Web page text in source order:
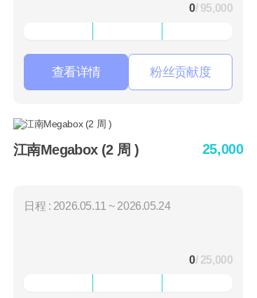
0/ 95,000
查看详情 粉丝贡献度
江南Megabox (2 周 ) 25,000
日程 : 2026.05.11 ~ 2026.05.24
0/ 25,000